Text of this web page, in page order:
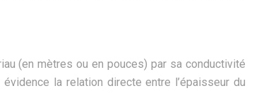
(en mètres ou en pouces) par sa conductivité
la relation directe entre l’épaisseur du